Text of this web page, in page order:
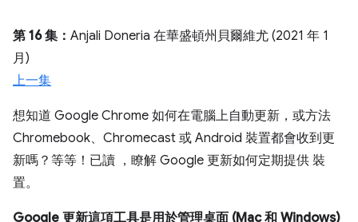
第 16 集： Anjali Doneria 在華盛頓州貝爾維尤 (2021 年 1
月)
上一集
想知道 Google Chrome 如何在電腦上自動更新，或方法
Chromebook、Chromecast 或 Android 裝置都會收到更
新嗎？等等！已讀 ，瞭解 Google 更新如何定期提供 裝
置。
Google 更新這項工具是用於管理桌面 (Mac 和 Windows)